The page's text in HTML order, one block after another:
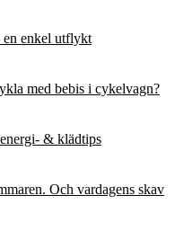
en enkel utflykt
med bebis i cykelvagn?
& klädtips
Och vardagens skav